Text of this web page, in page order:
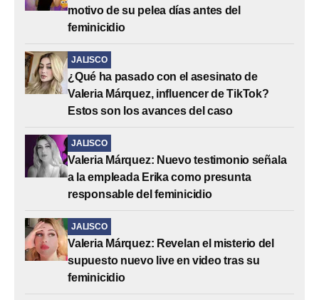
motivo de su pelea días antes del
feminicidio
JALISCO
¿Qué ha pasado con el asesinato de
Valeria Márquez, influencer de TikTok?
Estos son los avances del caso
JALISCO
Valeria Márquez: Nuevo testimonio señala
a la empleada Erika como presunta
responsable del feminicidio
JALISCO
Valeria Márquez: Revelan el misterio del
supuesto nuevo live en video tras su
feminicidio